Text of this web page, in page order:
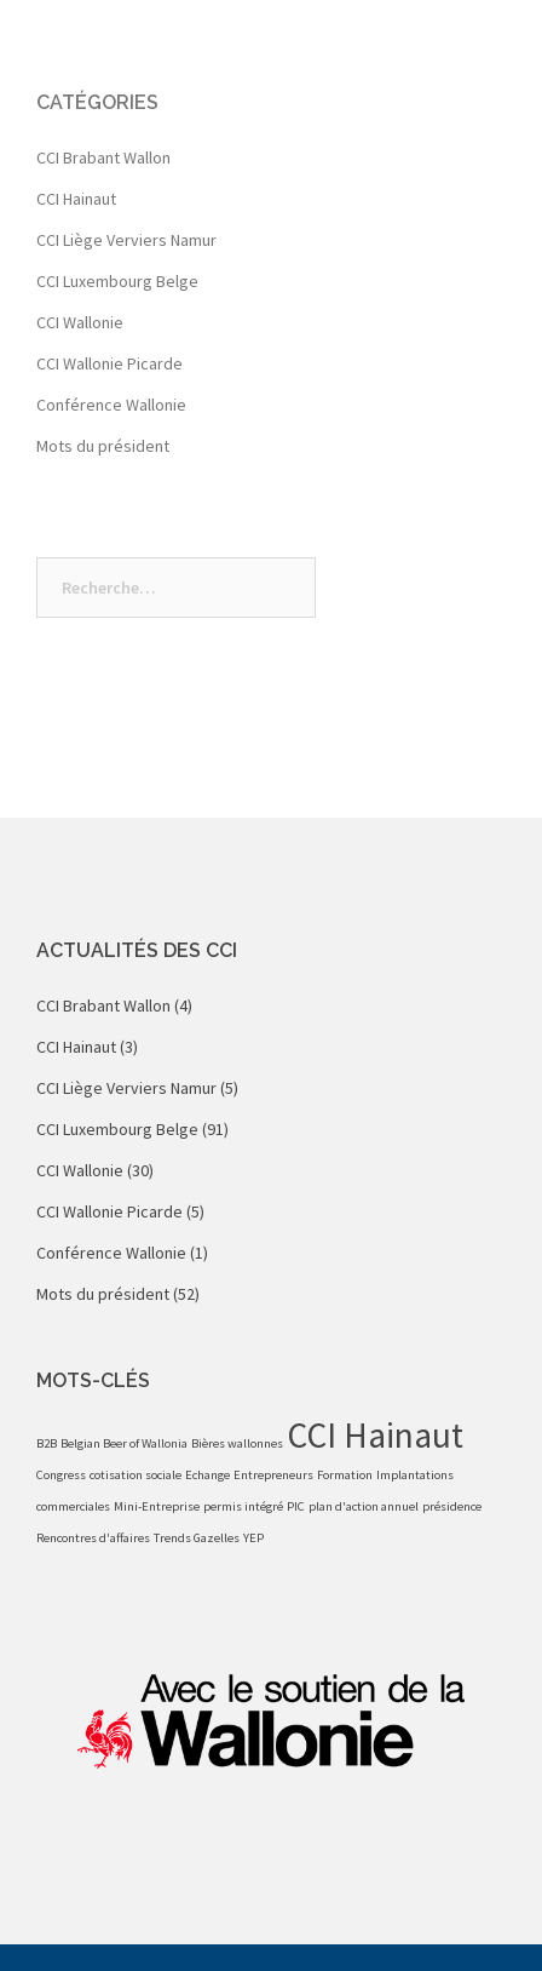
CATÉGORIES
CCI Brabant Wallon
CCI Hainaut
CCI Liège Verviers Namur
CCI Luxembourg Belge
CCI Wallonie
CCI Wallonie Picarde
Conférence Wallonie
Mots du président
ACTUALITÉS DES CCI
CCI Brabant Wallon (4)
CCI Hainaut(3)
CCI Liège Verviers Namur(5)
CCI Luxembourg Belge (91)
CCI Wallonie (30)
CCI Wallonie Picarde (5)
Conférence Wallonie (1)
Mots du président(52)
MOTS-CLÉS
B2B Belgian Beer of Wallonia Bières wallonnes CCI Hainaut
Congress cotisation sociale Echange Entrepreneurs Formation Implantations
commerciales Mini-Entreprise permis intégré PIC plan d'action annuel présidence
Rencontres d'affaires Trends Gazelles YEP